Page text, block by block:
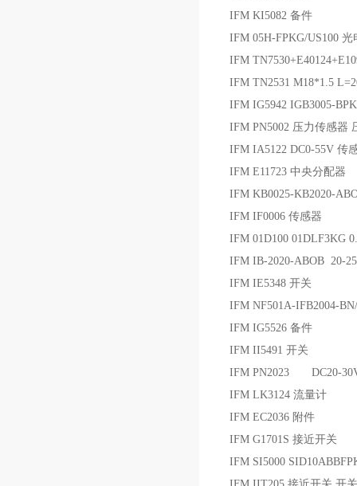
IFM KI5082 备件
IFM 05H-FPKG/US100 光
IFM
IFM TN2531 M18*1.5
IFM IG5942 IGB3005-
IFM PN5002 压力传感器
IFM IA5122 DC0-55V 传
IFM E11723 中央分配器
IFM KB0025-KB2020-
IFM IF0006 传感器
IFM 01D100 01DLF3KG
IFM IB-2020-ABOB 20-
IFM IE5348 开关
IFM NF501A-IFB2004-
IFM IG5526 备件
IFM II5491 开关
IFM PN2023 DC20-
IFM LK3124 流量计
IFM EC2036 附件
IFM G1701S 接近开关
IFM SI5000